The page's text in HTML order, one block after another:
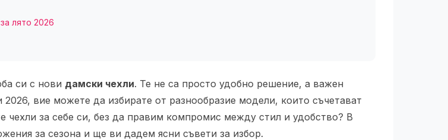
лято 2026
си с нови дамски чехли. Те не са просто удобно решение, а важен
вие можете да избирате от разнообразие модели, които съчетават
за себе си, без да правим компромис между стил и удобство? В
за сезона и ще ви дадем ясни съвети за избор.